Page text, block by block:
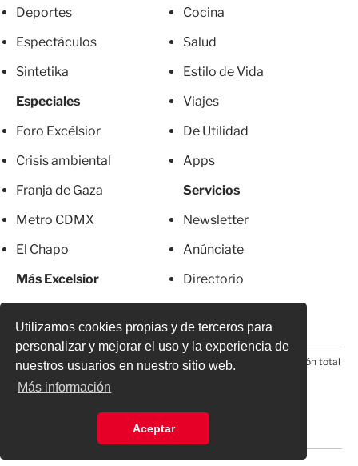
Utilizamos cookies propias y de terceros para
personalizar y mejorar el uso y la experiencia de
nuestros usuarios en nuestro sitio web.
Más información
Aceptar
Deportes
Espectáculos
Sintetika
Especiales
Foro Excélsior
Crisis ambiental
Franja de Gaza
Metro CDMX
El Chapo
Más Excelsior
Cocina
Salud
Estilo de Vida
Viajes
De Utilidad
Apps
Servicios
Newsletter
Anúnciate
Directorio
© 2026 Todos los derechos reservados. Prohibida la reproducción total
o parcial, incluyendo cualquier medio electrónico*